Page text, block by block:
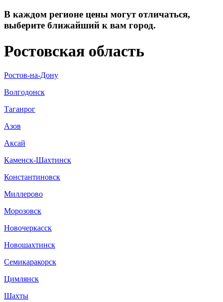
В каждом регионе цены могут отличаться,
выберите ближайший к вам город.
Ростовская область
Ростов-на-Дону
Волгодонск
Таганрог
Азов
Аксай
Каменск-Шахтинск
Константиновск
Миллерово
Морозовск
Новочеркасск
Новошахтинск
Семикаракорск
Цимлянск
Шахты